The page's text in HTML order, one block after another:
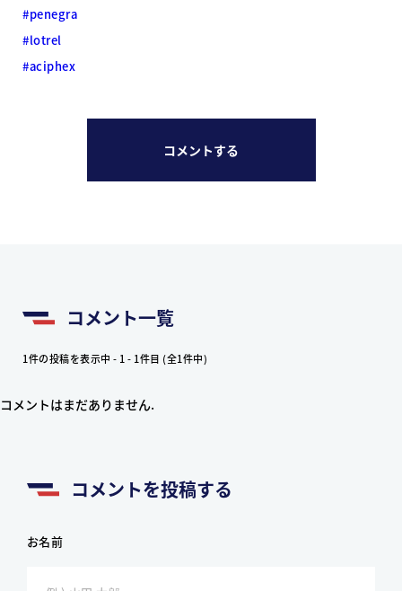
#penegra
#lotrel
#aciphex
コメントする
コメント一覧
1件の投稿を表示中 - 1 - 1件目 (全1件中)
コメントはまだありません.
コメントを投稿する
お名前